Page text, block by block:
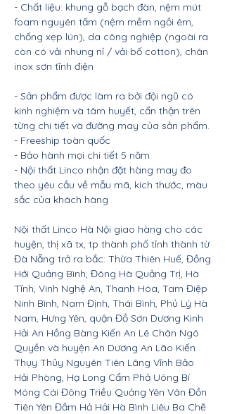
- Chất liệu: khung gỗ bạch đàn, nệm mút
foam nguyên tấm (nệm mềm ngồi êm,
chống xẹp lún), da công nghiệp (ngoài ra
còn có vải nhung nỉ / vải bố cotton), chân
inox sơn tĩnh điện
- Sản phẩm được làm ra bởi đội ngũ có
kinh nghiệm và tâm huyết, cẩn thận trên
từng chi tiết và đường may của sản phẩm.
- Freeship toàn quốc
- Bảo hành mọi chi tiết 5 năm
- Nội thất Linco nhận đặt hàng may đo
theo yêu cầu về mẫu mã, kích thước, màu
sắc của khách hàng
Nội thất Linco Hà Nội giao hàng cho các
huyện, thị xã tx, tp thành phố tỉnh thành từ
Đà Nẵng trở ra bắc: Thừa Thiên Huế, Đồng
Hới Quảng Bình, Đông Hà Quảng Trị, Hà
Tĩnh, Vinh Nghệ An, Thanh Hóa, Tam Điệp
Ninh Bình, Nam Định, Thái Bình, Phủ Lý Hà
Nam, Hưng Yên, quận Đồ Sơn Dương Kinh
Hải An Hồng Bàng Kiến An Lê Chân Ngô
Quyền và huyện An Dương An Lão Kiến
Thụy Thủy Nguyên Tiên Lãng Vĩnh Bảo
Hải Phòng, Hạ Long Cẩm Phả Uông Bí
Móng Cái Đông Triều Quảng Yên Vân Đồn
Tiên Yên Đầm Hả Hải Hà Bình Liêu Ba Chẽ